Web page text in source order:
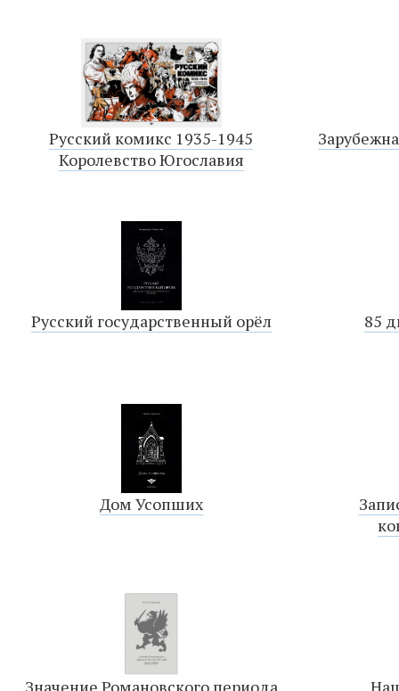
Русский комикс 1935-1945
Королевство Югославия
Русский государственный орёл 85
Дом Усопших
Значение Романовского периода